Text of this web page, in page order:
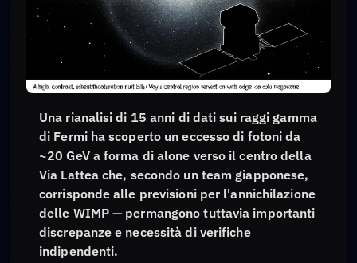
Una rianalisi di 15 anni di dati sui raggi gamma
di Fermi ha scoperto un eccesso di fotoni da
~20 GeV a forma di alone verso il centro della
Via Lattea che, secondo un team giapponese,
corrisponde alle previsioni per l'annichilazione
delle WIMP — permangono tuttavia importanti
discrepanze e necessità di verifiche
indipendenti.